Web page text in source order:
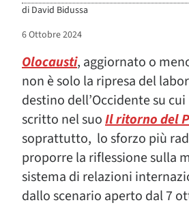
di David Bidussa
6 Ottobre 2024
Olocausti, aggiornato o
non è solo la ripresa del
destino dell’Occidente su cui
scritto nel suoIl ritorno del
soprattutto, lo sforzo più
proporre la riflessione sulla
sistema di relazioni
dallo scenario aperto dal 7